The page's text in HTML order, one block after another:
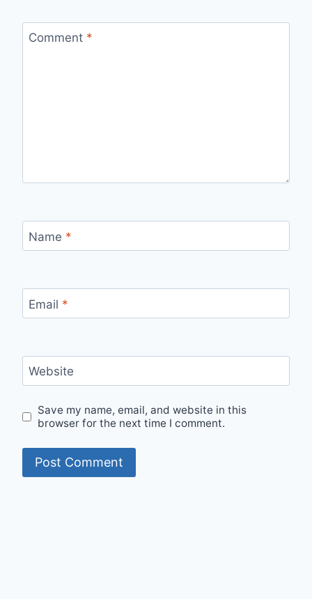
Comment *
Name *
Email *
Website
Save my name, email, and website in this
browser for the next time I comment.